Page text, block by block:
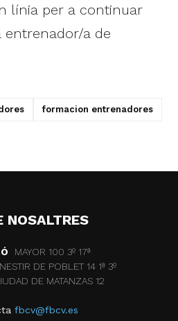
línia per a continuar
a de
formacion entrenadores
NOSALTRES
MAYOR 100 3º 17ª
DE POBLET 14 1ª 3º
DE MATANZAS 12
fbcv@fbcv.es